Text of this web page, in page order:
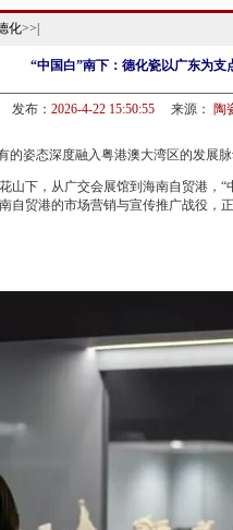
化>>|
“中国白”南下：德化瓷以广东为支
发布： 2026-4-22 15:50:55 来源： 陶
的姿态深度融入粤港澳大湾区的发展
山下，从广交会展馆到海南自贸港，
自贸港的市场营销与宣传推广战役，